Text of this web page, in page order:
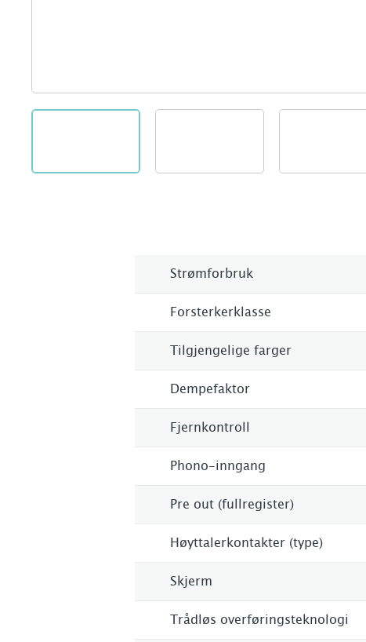
Strømforbruk
Forsterkerklasse
Tilgjengelige farger
Dempefaktor
Fjernkontroll
Phono-inngang
Pre out (fullregister)
Høyttalerkontakter (type)
Skjerm
Trådløs overføringsteknologi